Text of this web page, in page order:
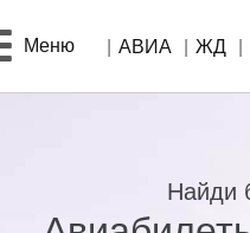
Меню АВИА ЖД
Найди